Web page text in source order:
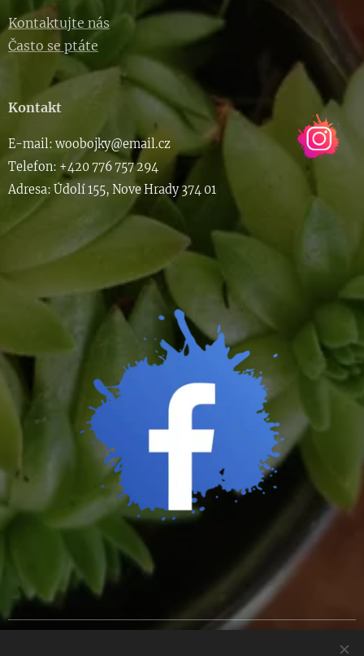
Kontaktujte nás
Často se ptáte
Kontakt
E-mail: woobojky@email.cz
Telefon: +420 776 757 294
Adresa: Údolí 155, Nove Hrady 374 01